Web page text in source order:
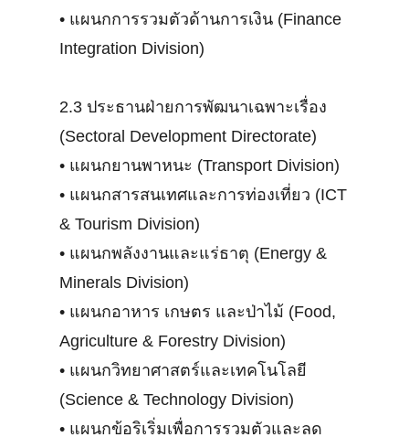
• แผนกการรวมตัวด้านการเงิน (Finance
Integration Division)
2.3 ประธานฝ่ายการพัฒนาเฉพาะเรื่อง
(Sectoral Development Directorate)
• แผนกยานพาหนะ (Transport Division)
• แผนกสารสนเทศและการท่องเที่ยว (ICT
& Tourism Division)
• แผนกพลังงานและแร่ธาตุ (Energy &
Minerals Division)
• แผนกอาหาร เกษตร และป่าไม้ (Food,
Agriculture & Forestry Division)
• แผนกวิทยาศาสตร์และเทคโนโลยี
(Science & Technology Division)
• แผนกข้อริเริ่มเพื่อการรวมตัวและลด